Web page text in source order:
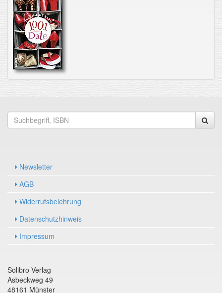
Newsletter
AGB
Widerrufsbelehrung
Datenschutzhinweis
Impressum
Solibro Verlag
Asbeckweg 49
48161 Münster